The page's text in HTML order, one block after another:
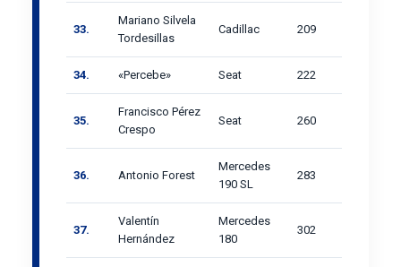
33.
Mariano Silvela
Tordesillas
Cadillac 209
34. «Percebe» Seat 222
35.
Francisco Pérez
Crespo
Seat 260
36. Antonio Forest
Mercedes
190 SL
283
37.
Valentín
Hernández
Mercedes
180
302